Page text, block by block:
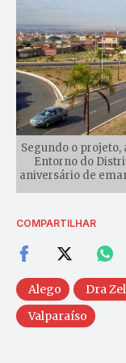
Segundo o projeto,
Entorno do
aniversário de
COMPARTILHAR
Alego Dra
Valparaíso